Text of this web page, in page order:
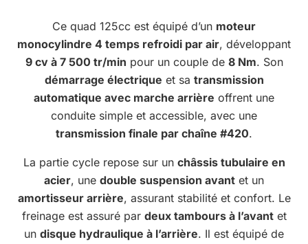
Ce quad 125cc est équipé d’un moteur
monocylindre 4 temps refroidi par air, développant
9 cv à 7 500 tr/min pour un couple de 8 Nm. Son
démarrage électrique et sa transmission
automatique avec marche arrière offrent une
conduite simple et accessible, avec une
transmission finale par chaîne #420.
La partie cycle repose sur un châssis tubulaire en
acier, une double suspension avant et un
amortisseur arrière, assurant stabilité et confort. Le
freinage est assuré par deux tambours à l’avantet
un disque hydraulique à l’arrière. Il est équipé de